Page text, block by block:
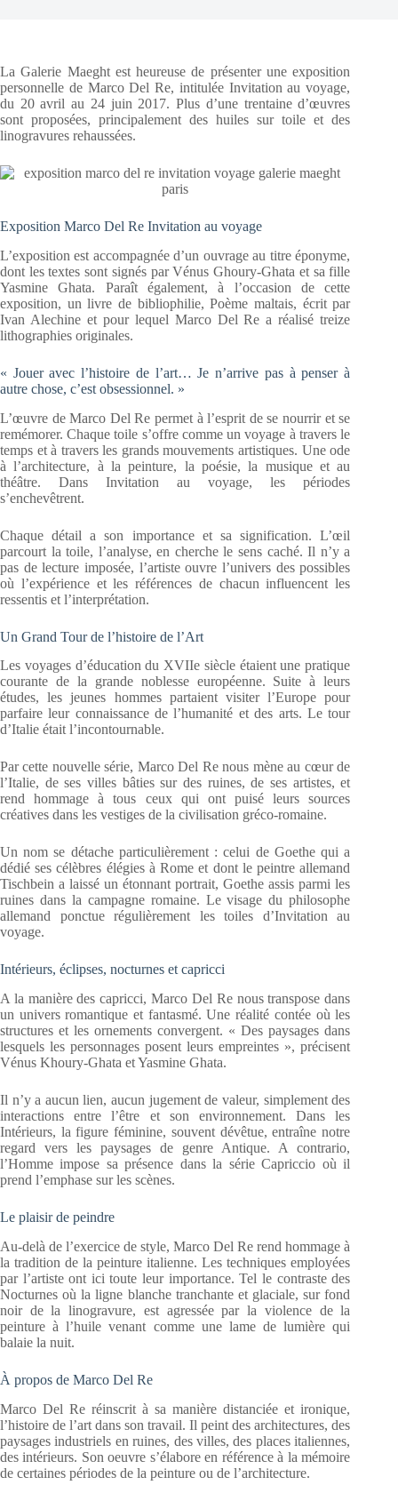
La Galerie Maeght est heureuse de présenter une exposition
personnelle de Marco Del Re, intitulée Invitation au voyage,
du 20 avril au 24 juin 2017. Plus d’une trentaine d’œuvres
sont proposées, principalement des huiles sur toile et des
linogravures rehaussées.
Exposition Marco Del Re Invitation au voyage
L’exposition est accompagnée d’un ouvrage au titre éponyme,
dont les textes sont signés par Vénus Ghoury-Ghata et sa fille
Yasmine Ghata. Paraît également, à l’occasion de cette
exposition, un livre de bibliophilie, Poème maltais, écrit par
Ivan Alechine et pour lequel Marco Del Re a réalisé treize
lithographies originales.
« Jouer avec l’histoire de l’art… Je n’arrive pas à penser à
autre chose, c’est obsessionnel. »
L’œuvre de Marco Del Re permet à l’esprit de se nourrir et se
remémorer. Chaque toile s’offre comme un voyage à travers le
temps et à travers les grands mouvements artistiques. Une ode
à l’architecture, à la peinture, la poésie, la musique et au
théâtre. Dans Invitation au voyage, les périodes
s’enchevêtrent.
Chaque détail a son importance et sa signification. L’œil
parcourt la toile, l’analyse, en cherche le sens caché. Il n’y a
pas de lecture imposée, l’artiste ouvre l’univers des possibles
où l’expérience et les références de chacun influencent les
ressentis et l’interprétation.
Un Grand Tour de l’histoire de l’Art
Les voyages d’éducation du XVIIe siècle étaient une pratique
courante de la grande noblesse européenne. Suite à leurs
études, les jeunes hommes partaient visiter l’Europe pour
parfaire leur connaissance de l’humanité et des arts. Le tour
d’Italie était l’incontournable.
Par cette nouvelle série, Marco Del Re nous mène au cœur de
l’Italie, de ses villes bâties sur des ruines, de ses artistes, et
rend hommage à tous ceux qui ont puisé leurs sources
créatives dans les vestiges de la civilisation gréco-romaine.
Un nom se détache particulièrement : celui de Goethe qui a
dédié ses célèbres élégies à Rome et dont le peintre allemand
Tischbein a laissé un étonnant portrait, Goethe assis parmi les
ruines dans la campagne romaine. Le visage du philosophe
allemand ponctue régulièrement les toiles d’Invitation au
voyage.
Intérieurs, éclipses, nocturnes et capricci
A la manière des capricci, Marco Del Re nous transpose dans
un univers romantique et fantasmé. Une réalité contée où les
structures et les ornements convergent. « Des paysages dans
lesquels les personnages posent leurs empreintes », précisent
Vénus Khoury-Ghata et Yasmine Ghata.
Il n’y a aucun lien, aucun jugement de valeur, simplement des
interactions entre l’être et son environnement. Dans les
Intérieurs, la figure féminine, souvent dévêtue, entraîne notre
regard vers les paysages de genre Antique. A contrario,
l’Homme impose sa présence dans la série Capriccio où il
prend l’emphase sur les scènes.
Le plaisir de peindre
Au-delà de l’exercice de style, Marco Del Re rend hommage à
la tradition de la peinture italienne. Les techniques employées
par l’artiste ont ici toute leur importance. Tel le contraste des
Nocturnes où la ligne blanche tranchante et glaciale, sur fond
noir de la linogravure, est agressée par la violence de la
peinture à l’huile venant comme une lame de lumière qui
balaie la nuit.
À propos de Marco Del Re
Marco Del Re réinscrit à sa manière distanciée et ironique,
l’histoire de l’art dans son travail. Il peint des architectures, des
paysages industriels en ruines, des villes, des places italiennes,
des intérieurs. Son oeuvre s’élabore en référence à la mémoire
de certaines périodes de la peinture ou de l’architecture.